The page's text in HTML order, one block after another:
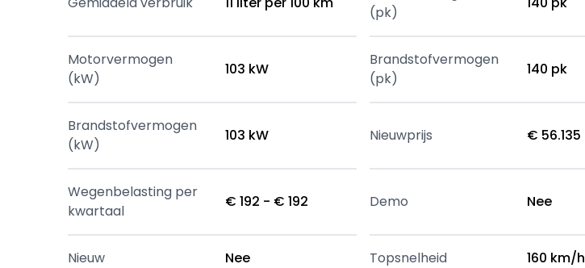
(pk)
Motorvermogen
(kW)
103 kW
Brandstofvermogen
(pk)
140 pk
Brandstofvermogen
(kW)
103 kW Nieuwprijs € 56.135
Wegenbelasting per
kwartaal
€ 192 - € 192 Demo Nee
Nieuw Nee Topsnelheid 160 km/h